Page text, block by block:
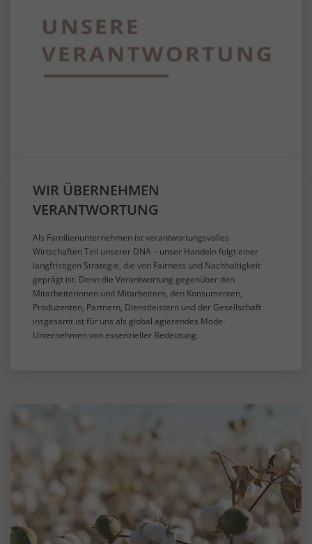
WIR ÜBERNEHMEN
VERANTWORTUNG
Als Familienunternehmen ist verantwortungsvolles
Wirtschaften Teil unserer DNA – unser Handeln folgt einer
langfristigen Strategie, die von Fairness und Nachhaltigkeit
geprägt ist. Denn die Verantwortung gegenüber den
Mitarbeiterinnen und Mitarbeitern, den Konsumenten,
Produzenten, Partnern, Dienstleistern und der Gesellschaft
insgesamt ist für uns als global agierendes Mode-
Unternehmen von essenzieller Bedeutung.